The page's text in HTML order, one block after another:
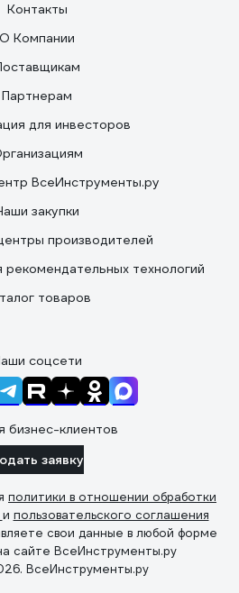
Контакты
О Компании
Партнерам
для инвесторов
ВсеИнструменты.ру
закупки
производителей
технологий
товаров
соцсети
бизнес-клиентов
заявку
политики в отношении обработки
и пользовательского соглашения
свои данные в любой форме
сайте ВсеИнструменты.ру
ВсеИнструменты.ру